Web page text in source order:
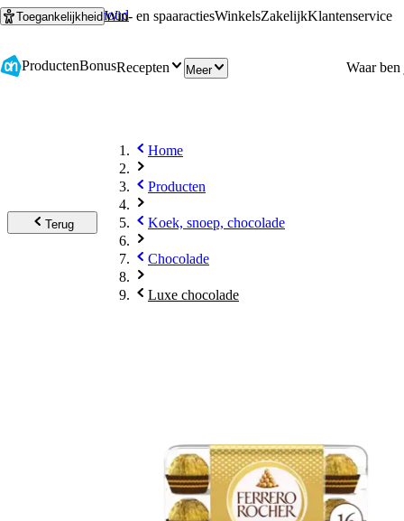
Ga naar hoofdinhoud
Ga naar zoeken
ToegankelijkheidWin- en spaaractiesWinkelsZakelijkKlantenservice
ProductenBonusRecepten Meer
Terug
Home
Producten
Koek, snoep, chocolade
Chocolade
Luxe chocolade